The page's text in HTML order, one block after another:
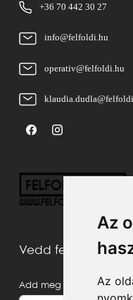
Az
Az
+36 70 442 30 27
info@felfoldi.hu
operativ@felfoldi.hu
Vedd fel velünk a
Add meg a neved